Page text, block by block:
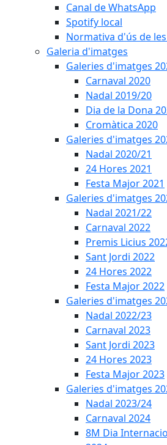
Canal de WhatsApp
Spotify local
Normativa d'ús de
Galeria d'imatges
Galeries d'imatges
Carnaval 2020
Nadal 2019/20
Dia de la Dona
Cromàtica 2020
Galeries d'imatges
Nadal 2020/21
24 Hores 2021
Festa Major 2021
Galeries d'imatges
Nadal 2021/22
Carnaval 2022
Premis Licius
Sant Jordi 2022
24 Hores 2022
Festa Major 2022
Galeries d'imatges
Nadal 2022/23
Carnaval 2023
Sant Jordi 2023
24 Hores 2023
Festa Major 2023
Galeries d'imatges
Nadal 2023/24
Carnaval 2024
8M Dia